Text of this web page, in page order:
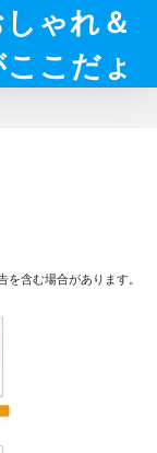
ゃれ＆
こだょ
含む場合があります。